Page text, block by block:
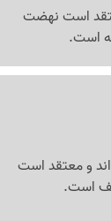
است نهضت
است.
و معتقد است
است.